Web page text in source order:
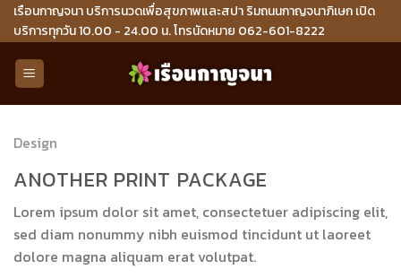
Skip
content
เรือนกาญจนา บริการนวดเพื่อสุขภาพและสปา ริมถนนกาญจนาภิเษก เปิด
บริการทุกวัน 10.00 - 24.00 น. โทรนัดหมาย 062-601-8222
Design
ANOTHER PRINT PACKAGE
Lorem ipsum dolor sit amet, consectetuer adipiscing elit,
sed diam nonummy nibh euismod tincidunt ut laoreet
dolore magna aliquam erat volutpat.